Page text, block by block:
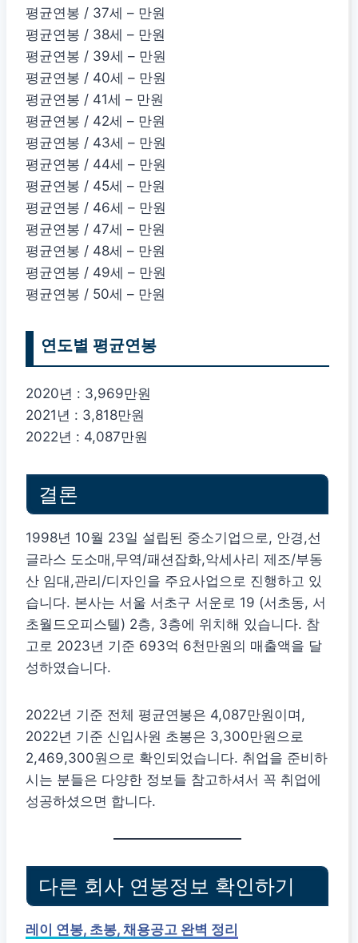
평균연봉 / 37세 – 만원
평균연봉 / 38세 – 만원
평균연봉 / 39세 – 만원
평균연봉 / 40세 – 만원
평균연봉 / 41세 – 만원
평균연봉 / 42세 – 만원
평균연봉 / 43세 – 만원
평균연봉 / 44세 – 만원
평균연봉 / 45세 – 만원
평균연봉 / 46세 – 만원
평균연봉 / 47세 – 만원
평균연봉 / 48세 – 만원
평균연봉 / 49세 – 만원
평균연봉 / 50세 – 만원
연도별 평균연봉
2020년 : 3,969만원
2021년 : 3,818만원
2022년 : 4,087만원
결론
1998년 10월 23일 설립된 중소기업으로, 안경,선
글라스 도소매,무역/패션잡화,악세사리 제조/부동
산 임대,관리/디자인을 주요사업으로 진행하고 있
습니다. 본사는 서울 서초구 서운로 19 (서초동, 서
초월드오피스텔) 2층, 3층에 위치해 있습니다. 참
고로 2023년 기준 693억 6천만원의 매출액을 달
성하였습니다.
2022년 기준 전체 평균연봉은 4,087만원이며,
2022년 기준 신입사원 초봉은 3,300만원으로
2,469,300원으로 확인되었습니다. 취업을 준비하
시는 분들은 다양한 정보들 참고하셔서 꼭 취업에
성공하셨으면 합니다.
다른 회사 연봉정보 확인하기
레이 연봉, 초봉, 채용공고 완벽 정리